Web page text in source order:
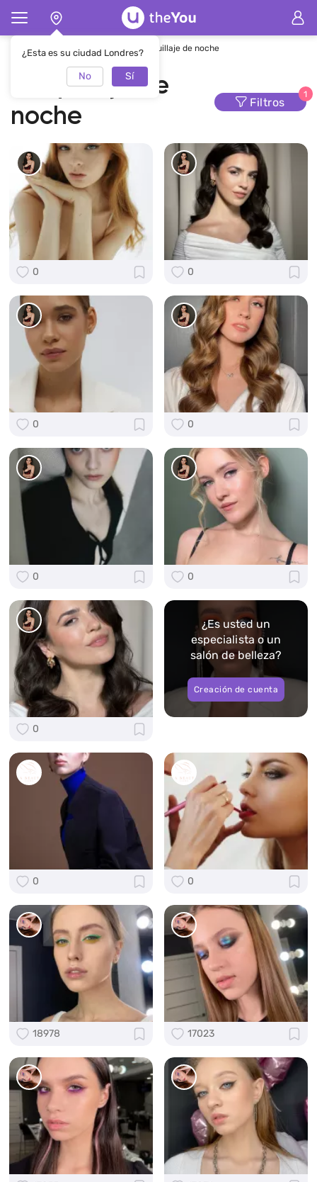
¿Esta es su ciudad Londres?
No Sí
Página de inicio Maquillaje maquillaje de noche
maquillaje de
noche
Filtros
1
0 0
0 0
0 0
0
¿Es usted un
especialista o un
salón de belleza?
Creación de cuenta
0 0
18978 17023